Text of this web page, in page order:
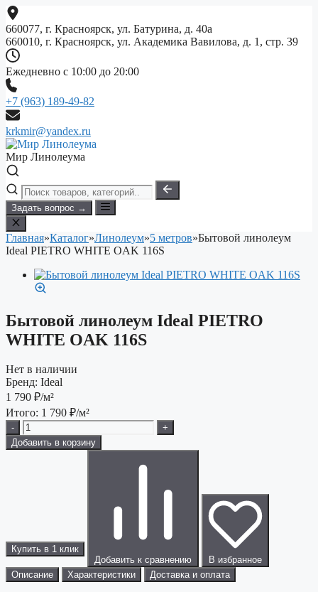
Перейти
к
содержимому
660077, г. Красноярск, ул. Батурина, д. 40а
660010, г. Красноярск, ул. Академика Вавилова, д. 1, стр. 39
Ежедневно с 10:00 до 20:00
+7 (963) 189-49-82
krkmir@yandex.ru
Мир Линолеума
Задать вопрос →
Главная»Каталог»Линолеум»5 метров»Бытовой линолеум
Ideal PIETRO WHITE OAK 116S
Бытовой линолеум Ideal PIETRO
WHITE OAK 116S
Нет в наличии
Бренд: Ideal
1 790 ₽/м²
Итого: 1 790 ₽/м²
-
+
Добавить в корзину
Купить в 1 клик
Добавить к сравнению
В избранное
Описание
Характеристики Доставка и оплата